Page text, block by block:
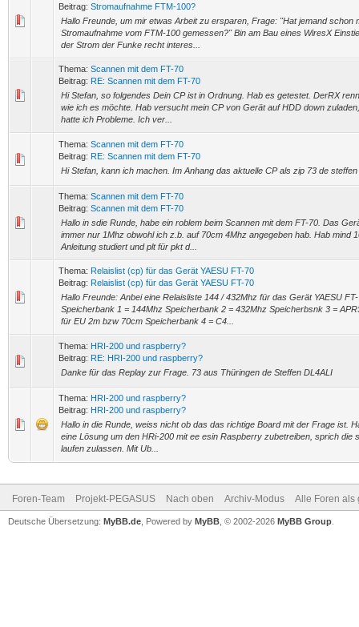
Beitrag: Stromaufnahme FTM-100?
Hallo Freunde, um mir etwas Arbeit zu ersparen, Frage: "Hat jemand schon
Stromaufnahme vom FTM-100 gemessen?" Bin am Bau eines WiresX
der Strom der Funke recht interes...
Thema: Scannen mit dem FT-70
Beitrag: RE: Scannen mit dem FT-70
Hi Stefan, so folgendes Dein CP ist in Ordnung. Hab es getestet. DerRX
wie ich es möchte. Hab versucht mein CP von Gerät auf HDD down
hatte ich Probleme. Ich ver...
Thema: Scannen mit dem FT-70
Beitrag: RE: Scannen mit dem FT-70
Hi Stefan, kann ich machen. Im Anhang das aktuelle CP als zip 73 de steffen
Thema: Scannen mit dem FT-70
Beitrag: Scannen mit dem FT-70
Hallo in sdie Runde, habe ein roblem beim Scannen mit dem FT-70. Das
immer nur 1Mhz obwohl ich z.b. auf 70cm 4Mhz angegeben hab. Hab mind
Anleitung studiert und plt für pkt d...
Thema: Relaislist (cp) für das Gerät YAESU FT-70
Beitrag: Relaislist (cp) für das Gerät YAESU FT-70
Hallo Freunde: Anbei eine Relaisliste 144 / 432Mhz für das Gerät YAESU
Speicherbank 1 = 144Mhz Speicherbank 2 = 432Mhz Speicherbsnk 3 =
für EU 2m bzw 70cm Speicherbank 4 = C4...
Thema: HRI-200 und raspberry?
Beitrag: RE: HRI-200 und raspberry?
Danke für das Replay zur Frage. 73 aus Thüringen de Steffen DL4ALI
Thema: HRI-200 und raspberry?
Beitrag: HRI-200 und raspberry?
Hallo in die Runde, weiss nicht ob das das richtige Board mit der Frage ist.
eine Lösung um den HRi-200 mit ee esin Raspberry zubetreiben, sprich die
laufen zulassen. Mit Ub...
Foren-Team Projekt-PEGASUS Nach oben Archiv-Modus Alle Foren als
Deutsche Übersetzung: MyBB.de , Powered by MyBB , © 2002-2026 MyBB Group